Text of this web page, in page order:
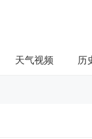
天气视频 历